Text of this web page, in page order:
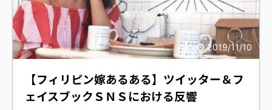
2019/11/10
【フィリピン嫁あるある】ツイッター＆フ
ェイスブックＳＮＳにおける反響